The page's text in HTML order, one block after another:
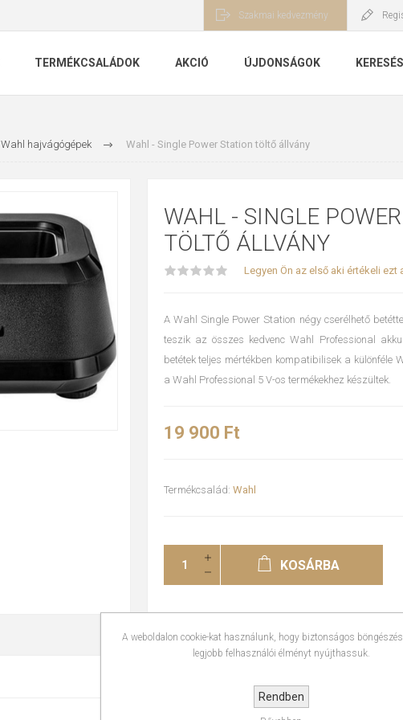
Szakmai kedvezmény
TERMÉKCSALÁDOK AKCIÓ ÚJDONSÁGOK KERESÉS
Wahl hajvágógépek Wahl - Single Power Station töltő állvány
WAHL - SINGLE
TÖLTŐ ÁLLVÁNY
Legyen Ön az első aki értékeli ezt
A Wahl Single Power Station négy cserélhető
teszik az összes kedvenc Wahl Professional
betétek teljes mértékben kompatibilisek a különféle
a Wahl Professional 5 V-os termékekhez készültek.
19 900 Ft
Termékcsalád: Wahl
KOSÁRBA
A weboldalon cookie-kat használunk, hogy biztonságos
legjobb felhasználói élményt nyújthassuk.
Rendben